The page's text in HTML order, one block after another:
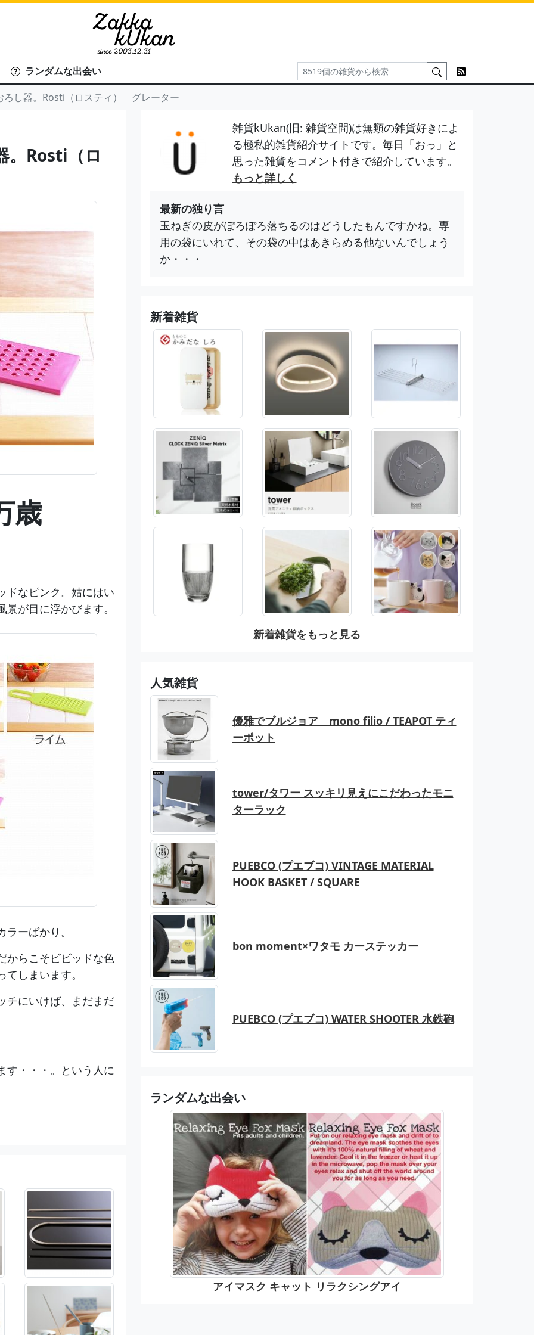
ランダムな出会い
ろし器。Rosti（ロスティ） グレーター
。Rosti（ロ
歳
ドなピンク。姑にはい
が目に浮かびます。
ーばかり。
からこそビビッドな色
しまいます。
チにいけば、まだまだ
す・・・。という人に
雑貨kUkan(旧: 雑貨空間)は無類の雑貨好きによ
る極私的雑貨紹介サイトです。毎日「おっ」と
思った雑貨をコメント付きで紹介しています。
もっと詳しく
最新の独り言
玉ねぎの皮がぽろぽろ落ちるのはどうしたもんですかね。専
用の袋にいれて、その袋の中はあきらめる他ないんでしょう
か・・・
新着雑貨
新着雑貨をもっと見る
人気雑貨
優雅でブルジョア mono filio / TEAPOT ティ
ーポット
tower/タワー スッキリ見えにこだわったモニ
ターラック
PUEBCO (プエブコ) VINTAGE MATERIAL
HOOK BASKET / SQUARE
bon moment×ワタモ カーステッカー
PUEBCO (プエブコ) WATER SHOOTER 水鉄砲
ランダムな出会い
アイマスク キャット リラクシングアイ